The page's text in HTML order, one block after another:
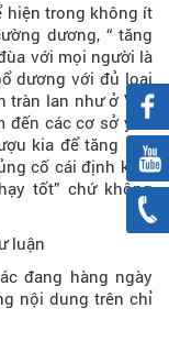
hiện trong không ít
dương, “ tăng
với mọi người là
dương với đủ loại
tràn lan như ở Việt
đến các cơ sở y tế
kia để tăng khả
cố cái định kiến
tốt” chứ không
luận
đang hàng ngày
nội dung trên chỉ